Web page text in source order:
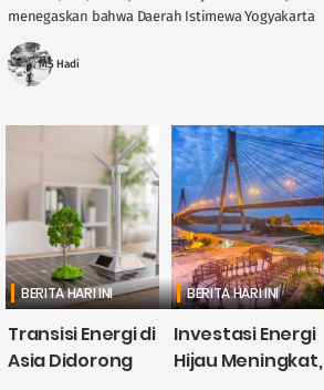
menegaskan bahwa Daerah Istimewa Yogyakarta
stabilitas ....
MS Hadi
BERITA HARI INI
Transisi Energi di
Asia Didorong
BERITA HARI INI
Investasi Energi
Hijau Meningkat,